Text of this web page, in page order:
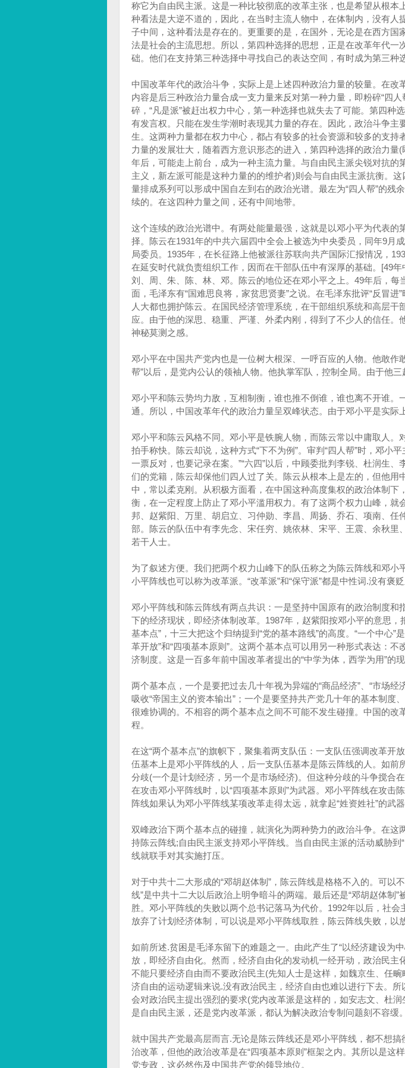
称它为自由民主派。这是一种比较彻底的改革主张，也是希望从根本
种看法是大逆不道的，因此，在当时主流人物中，在体制内，没有人
子中间，这种看法是存在的。更重要的是，在国外，无论是在西方国
法是社会的主流思想。所以，第四种选择的思想，正是在改革年代一
础。他们在支持第三种选择中寻找自己的表达空间，有时成为第三种
中国改革年代的政治斗争，实际上是上述四种政治力量的较量。在改
内容是后三种政治力量合成一支力量来反对第一种力量，即粉碎“四人
碎，“凡是派”被赶出权力中心，第一种选择也就失去了可能。第四种
有发言权。只能在发生学潮时表现其力量的存在。因此，政治斗争主
生。这两种力量都在权力中心，都占有较多的社会资源和较多的支持
力量的发展壮大，随着西方意识形态的进入，第四种选择的政治力量
年后，可能走上前台，成为一种主流力量。与自由民主派尖锐对抗的
主义，新左派可能是这种力量的的维护者)则会与自由民主派抗衡。
量排成系列可以形成中国自左到右的政治光谱。最左为“四人帮”的残
续的。在这四种力量之间，还有中间地带。
这个连续的政治光谱中。有两处能量最强，这就是以邓小平为代表的
择。陈云在1931年的中共六届四中全会上被选为中央委员，同年9月
局委员。1935年，在长征路上他被派往苏联向共产国际汇报情况，
在延安时代就负责组织工作，因而在干部队伍中有深厚的基础。[49年
刘、周、朱、陈、林、邓。陈云的地位还在邓小平之上。49年后，每
面，毛泽东有“国难思良将，家贫思贤妻”之说。在毛泽东批评“反冒
人大都也拥护陈云。在国民经济管理系统，在干部组织系统和高层干
应。由于他的深思、稳重、严谨、外柔内刚，得到了不少人的信任。
神秘莫测之感。
邓小平在中国共产党内也是一位树大根深、一呼百应的人物。他敢作
帮”以后，是党内公认的领袖人物。他执掌军队，控制全局。由于他三
邓小平和陈云势均力敌，互相制衡，谁也推不倒谁，谁也离不开谁。
通。所以，中国改革年代的政治力量呈双峰状态。由于邓小平是实际
邓小平和陈云风格不同。邓小平是铁腕人物，而陈云常以中庸取人。
拍手称快。陈云却说，这种方式“下不为例”。审判“四人帮”时，邓小
一票反对，也要记录在案。”“六四”以后，中顾委批判李锐、杜润生
们的党籍，陈云却保他们四人过了关。陈云从根本上是左的，但他用
中，常以柔克刚。从积极方面看，在中国这种高度集权的政治体制下
衡，在一定程度上防止了邓小平滥用权力。有了这两个权力山峰，就
邦、赵紫阳、万里、胡启立、习仲勋、李昌、周扬、乔石、项南、任
部。陈云的队伍中有李先念、宋任穷、姚依林、宋平、王震、余秋里
若干人士。
为了叙述方便。我们把两个权力山峰下的队伍称之为陈云阵线和邓小
小平阵线也可以称为改革派。“改革派”和“保守派”都是中性词.没有褒贬
邓小平阵线和陈云阵线有两点共识：一是坚持中国原有的政治制度和
下的经济现状，即经济体制改革。1987年，赵紫阳按邓小平的意思，
基本点”，十三大把这个归纳提到“党的基本路线”的高度。“一个中心”
革开放”和“四项基本原则”。这两个基本点可以用另一种形式表达：
济制度。这是一百多年前中国改革者提出的“中学为体，西学为用”的现
两个基本点，一个是要把过去几十年视为异端的“商品经济”、“市场经
吸收“帝国主义的资本输出”；一个是要坚持共产党几十年的基本制度
很难协调的。不相容的两个基本点之间不可能不发生碰撞。中国的改
程。
在这“两个基本点”的旗帜下，聚集着两支队伍：一支队伍强调改革开
伍基本上是邓小平阵线的人，后一支队伍基本是陈云阵线的人。如前
分歧(一个是计划经济，另一个是市场经济)。但这种分歧的斗争搅合
在攻击邓小平阵线时，以“四项基本原则”为武器。邓小平阵线在攻击
阵线如果认为邓小平阵线某项改革走得太远，就拿起“姓资姓社”的武器
双峰政治下两个基本点的碰撞，就演化为两种势力的政治斗争。在这
持陈云阵线;自由民主派支持邓小平阵线。当自由民主派的活动威胁到
线就联手对其实施打压。
对于中共十二大形成的“邓胡赵体制”，陈云阵线是格格不入的。可以
线”是中共十二大以后政治上明争暗斗的两端。最后还是“邓胡赵体制
胜。邓小平阵线的失败以两个总书记落马为代价。1992年以后，社
放弃了计划经济体制，可以说是邓小平阵线取胜，陈云阵线失败，以
如前所述.贫困是毛泽东留下的难题之一。由此产生了“以经济建设为
放，即经济自由化。然而，经济自由化的发动机一经开动，政治民主
不能只要经济自由而不要政治民主(先知人士是这样，如魏京生、任
济自由的运动逻辑来说.没有政治民主，经济自由也难以进行下去。
会对政治民主提出强烈的要求(党内改革派是这样的，如安志文、杜
是自由民主派，还是党内改革派，都认为解决政治专制问题刻不容缓
就中国共产党最高层而言.无论是陈云阵线还是邓小平阵线，都不想
治改革，但他的政治改革是在“四项基本原则”框架之内。其所以是这
党专政，这必然伤及中国共产党的领导地位。